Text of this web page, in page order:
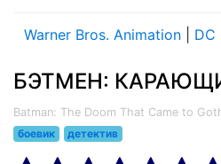
Warner Bros. Animation DC
Batman: The Doom That Came to
боевик
детектив